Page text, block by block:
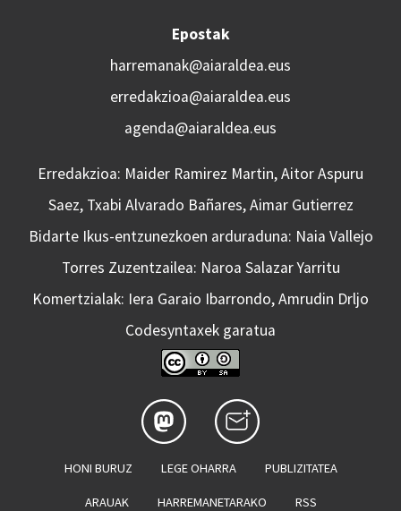
Epostak
harremanak@aiaraldea.eus
erredakzioa@aiaraldea.eus
agenda@aiaraldea.eus
Erredakzioa: Maider Ramirez Martin, Aitor Aspuru
Saez, Txabi Alvarado Bañares, Aimar Gutierrez
Bidarte Ikus-entzunezkoen arduraduna: Naia Vallejo
Torres Zuzentzailea: Naroa Salazar Yarritu
Komertzialak: Iera Garaio Ibarrondo, Amrudin Drljo
Codesyntaxek garatua
HONI BURUZ LEGE OHARRA PUBLIZITATEA
ARAUAK HARREMANETARAKO RSS